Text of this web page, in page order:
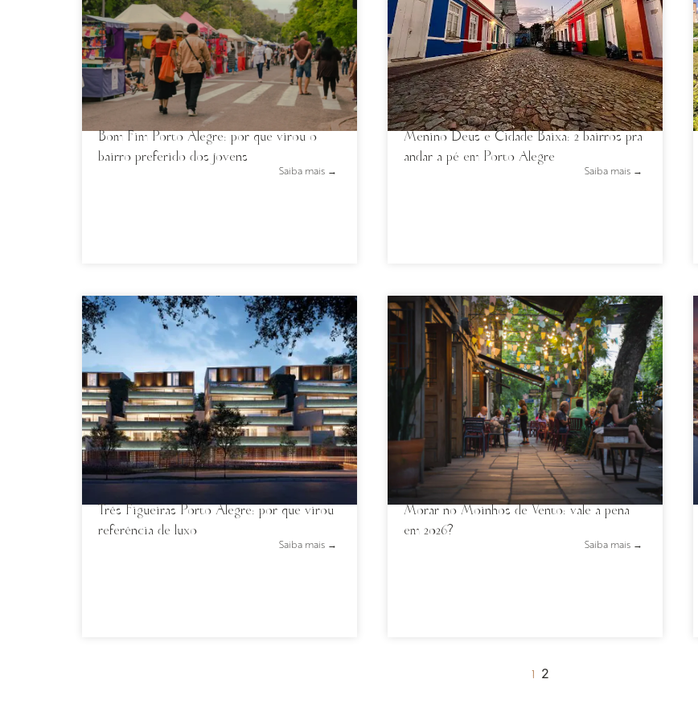
Bom Fim Porto Alegre: por que virou o
bairro preferido dos jovens
Saiba mais →
Menino Deus e Cidade Baixa: 2 bairros pra
andar a pé em Porto Alegre
Saiba mais →
Três Figueiras Porto Alegre: por que virou
referência de luxo
Saiba mais →
Morar no Moinhos de Vento: vale a pena
em 2026?
Saiba mais →
1 2